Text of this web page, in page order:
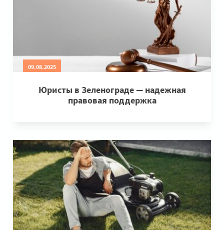
09.08.2025
Юристы в Зеленограде — надежная
правовая поддержка